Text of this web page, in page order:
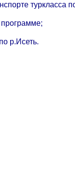
туркласса
р.Исеть.